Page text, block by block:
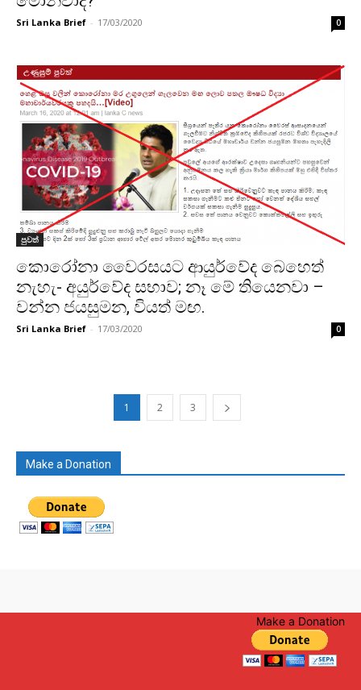
Sri Lanka Brief - 17/03/2020 0
පුවත්
කොරෝනා වෛරසයට ආයුර්වේද බෙහෙත්
නැහැ- අයුර්වේද සභාව; නෑ මේ තියෙනවා –
වන්න ජයසුමන, වියත් මඟ.
Sri Lanka Brief - 17/03/2020 0
1 2 3
Make a Donation
Make a Donation